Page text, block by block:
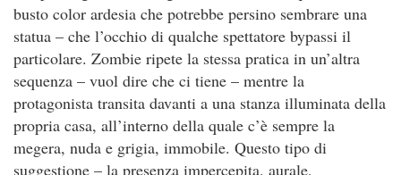
busto color ardesia che potrebbe persino sembrare una
statua – che l’occhio di qualche spettatore bypassi il
particolare. Zombie ripete la stessa pratica in un’altra
sequenza – vuol dire che ci tiene – mentre la
protagonista transita davanti a una stanza illuminata della
propria casa, all’interno della quale c’è sempre la
megera, nuda e grigia, immobile. Questo tipo di
suggestione – la presenza impercepita, aurale,